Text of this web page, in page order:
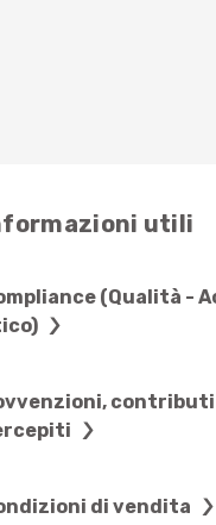
utili
(Qualità -
di vendita